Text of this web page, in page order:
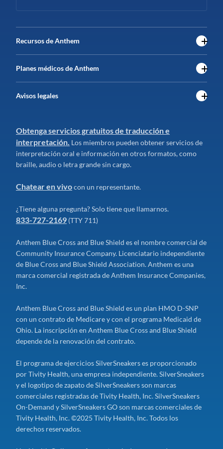
Recursos de Anthem
Planes médicos de Anthem
Avisos legales
Obtenga servicios gratuitos de traducción e
interpretación. Los miembros pueden obtener servicios de
interpretación oral e información en otros formatos, como
braille, audio o letra grande sin cargo.
Chatear en vivocon un representante.
¿Tiene alguna pregunta? Solo tiene que llamarnos.
833-727-2169 (TTY 711)
Anthem Blue Cross and Blue Shield es el nombre comercial de
Community Insurance Company. Licenciatario independiente
de Blue Cross and Blue Shield Association. Anthem es una
marca comercial registrada de Anthem Insurance Companies,
Inc.
Anthem Blue Cross and Blue Shield es un plan HMO D-SNP
con un contrato de Medicare y con el programa Medicaid de
Ohio. La inscripción en Anthem Blue Cross and Blue Shield
depende de la renovación del contrato.
El programa de ejercicios SilverSneakers es proporcionado
por Tivity Health, una empresa independiente. SilverSneakers
y el logotipo de zapato de SilverSneakers son marcas
comerciales registradas de Tivity Health, Inc. SilverSneakers
On-Demand y SilverSneakers GO son marcas comerciales de
Tivity Health, Inc. ©2025 Tivity Health, Inc. Todos los
derechos reservados.